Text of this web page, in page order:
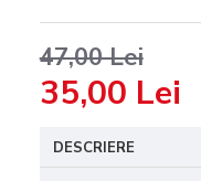
35,00 Lei
47,00 Lei
DESCRIERE